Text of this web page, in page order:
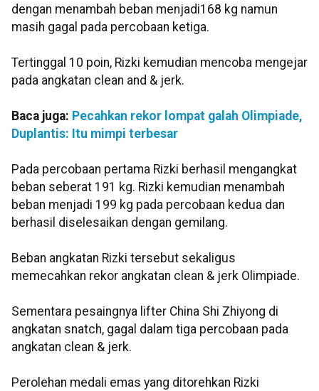
dengan menambah beban menjadi168 kg namun
masih gagal pada percobaan ketiga.
Tertinggal 10 poin, Rizki kemudian mencoba mengejar
pada angkatan clean and & jerk.
Baca juga: Pecahkan rekor lompat galah Olimpiade,
Duplantis: Itu mimpi terbesar
Pada percobaan pertama Rizki berhasil mengangkat
beban seberat 191 kg. Rizki kemudian menambah
beban menjadi 199 kg pada percobaan kedua dan
berhasil diselesaikan dengan gemilang.
Beban angkatan Rizki tersebut sekaligus
memecahkan rekor angkatan clean & jerk Olimpiade.
Sementara pesaingnya lifter China Shi Zhiyong di
angkatan snatch, gagal dalam tiga percobaan pada
angkatan clean & jerk.
Perolehan medali emas yang ditorehkan Rizki